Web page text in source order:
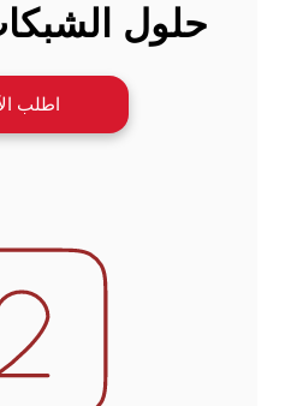
حلول
اطلب